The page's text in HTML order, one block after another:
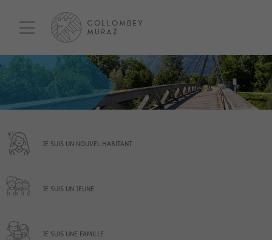
JE SUIS UN NOUVEL HABITANT
JE SUIS UN JEUNE
JE SUIS UNE FAMILLE